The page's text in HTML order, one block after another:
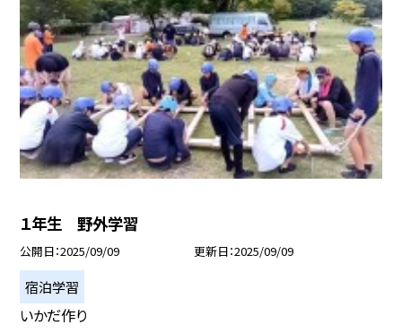
１年生 野外学習
公開日 2025/09/09 更新日 2025/09/09
宿泊学習
いかだ作り